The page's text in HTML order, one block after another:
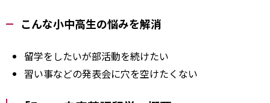
こんな小中高生の悩みを解消
留学をしたいが部活動を続けたい
習い事などの発表会に穴を空けたくない